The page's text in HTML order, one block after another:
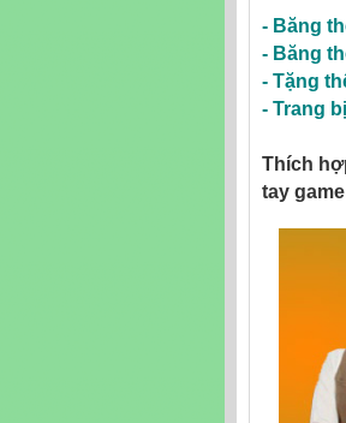
- Băng
- Băng
- Tặng
- Trang
Thích
tay